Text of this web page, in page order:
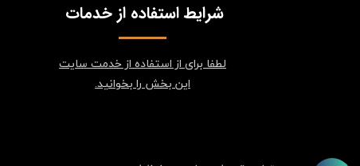
شرایط استفاده از خدمات
لطفا برای از استفاده از خدمت سایت
این بخش را بخوانید.